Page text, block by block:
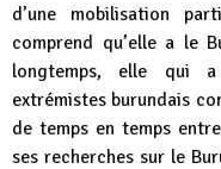
d’une mobilisation
comprend qu’elle a le
longtemps, elle qui
extrémistes burundais
de temps en temps
ses recherches sur le